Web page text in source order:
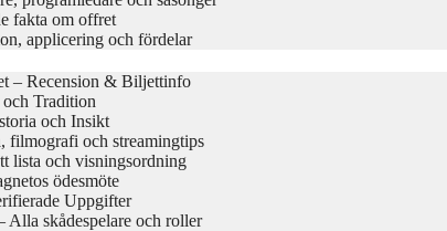
fakta om offret
applicering och fördelar
– Recension & Biljettinfo
Tradition
och Insikt
filmografi och streamingtips
lista och visningsordning
ödesmöte
Uppgifter
skådespelare och roller